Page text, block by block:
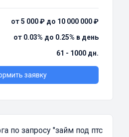
от 5 000 ₽ до 10 000 000 ₽
от 0.03% до 0.25% в день
61 - 1000 дн.
заявку
по запросу "займ под птс